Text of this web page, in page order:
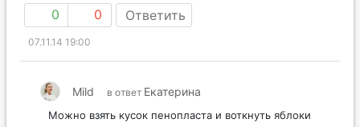
0 0 Ответить
07.11.14 19:00
Mild в ответ Екатерина
Можно взять кусок пенопласта и воткнуть яблоки